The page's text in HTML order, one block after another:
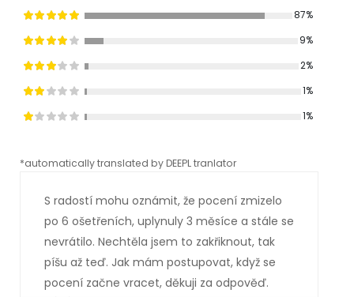
87%
9%
2%
1%
1%
*automatically translated by DEEPL tranlator
S radostí mohu oznámit, že pocení zmizelo
po 6 ošetřeních, uplynuly 3 měsíce a stále se
nevrátilo. Nechtěla jsem to zakřiknout, tak
píšu až teď. Jak mám postupovat, když se
pocení začne vracet, děkuji za odpověď.